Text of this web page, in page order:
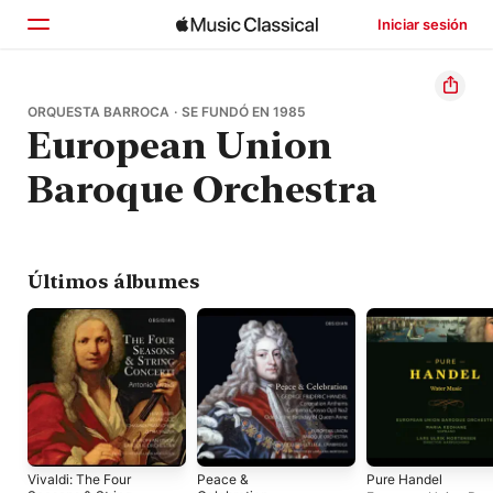
Iniciar sesión
Inicio
Explorar
Buscar
ORQUESTA BARROCA · SE FUNDÓ EN 1985
European Union
Baroque Orchestra
Últimos álbumes
Vivaldi: The Four
Peace &
Pure Handel